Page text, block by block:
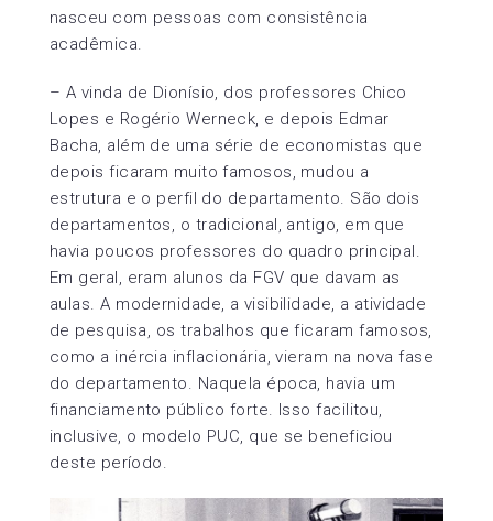
nasceu com pessoas com consistência
acadêmica.
– A vinda de Dionísio, dos professores Chico
Lopes e Rogério Werneck, e depois Edmar
Bacha, além de uma série de economistas que
depois ficaram muito famosos, mudou a
estrutura e o perfil do departamento. São dois
departamentos, o tradicional, antigo, em que
havia poucos professores do quadro principal.
Em geral, eram alunos da FGV que davam as
aulas. A modernidade, a visibilidade, a atividade
de pesquisa, os trabalhos que ficaram famosos,
como a inércia inflacionária, vieram na nova fase
do departamento. Naquela época, havia um
financiamento público forte. Isso facilitou,
inclusive, o modelo PUC, que se beneficiou
deste período.